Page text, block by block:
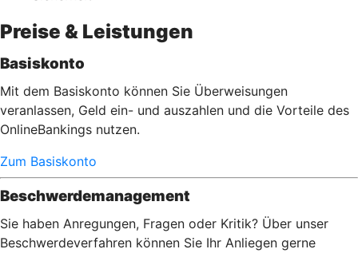
Preise & Leistungen
Basiskonto
Mit dem Basiskonto können Sie Überweisungen
veranlassen, Geld ein- und auszahlen und die Vorteile des
OnlineBankings nutzen.
Zum Basiskonto
Beschwerdemanagement
Sie haben Anregungen, Fragen oder Kritik? Über unser
Beschwerdeverfahren können Sie Ihr Anliegen gerne